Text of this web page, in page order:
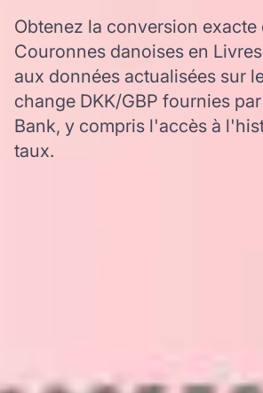
Obtenez la conversion exacte
Couronnes danoises en
aux données actualisées sur
change DKK/GBP fournies
Bank, y compris l'accès à
taux.